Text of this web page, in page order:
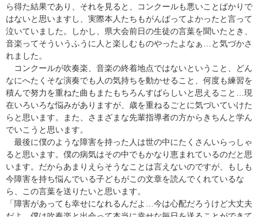
ら得た結果であり、それを見ると、コンクールも悪いことばかりで
はないと思いますし、実際本人たちもがんばってよかったと言って
泣いていました。しかし、県大会前日の生徒の言葉を聞いたとき、
音楽ってそういうふうに人と楽しむものやったよなぁ…と気づかさ
れました。
コンクールが吹奏楽、音楽の終着地点ではないということ、どん
なにへたくそな演奏でも人の気持ちを動かせること、何度も練習を
積んで努力を重ねた曲もまたもちろんすばらしいと思えること…現
在いろいろな悩みがありますが、歳を重ねるごとに気づいていけた
らと思います。また、さまざまな先輩指導者の方からきちんと学ん
でいこうと思います。
最後に僕のような障害を持った人は世の中にたくさんいらっしゃ
ると思います。僕の病気はその中でもかなり恵まれているのだと思
います。だからあまりえらそうなことは言えないのですが、もしも
今障害を持ち悩んでいる子どもがこの文章を読んでくれているな
ら、この言葉を送りたいと思います。
「障害があっても幸せになれるんだよ…今は心配だろうけど大丈夫